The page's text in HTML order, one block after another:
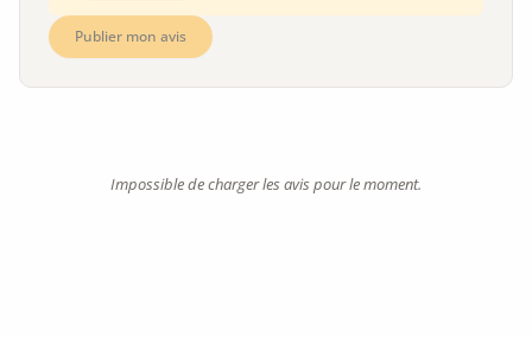
Publier mon avis
Impossible de charger les avis pour le moment.